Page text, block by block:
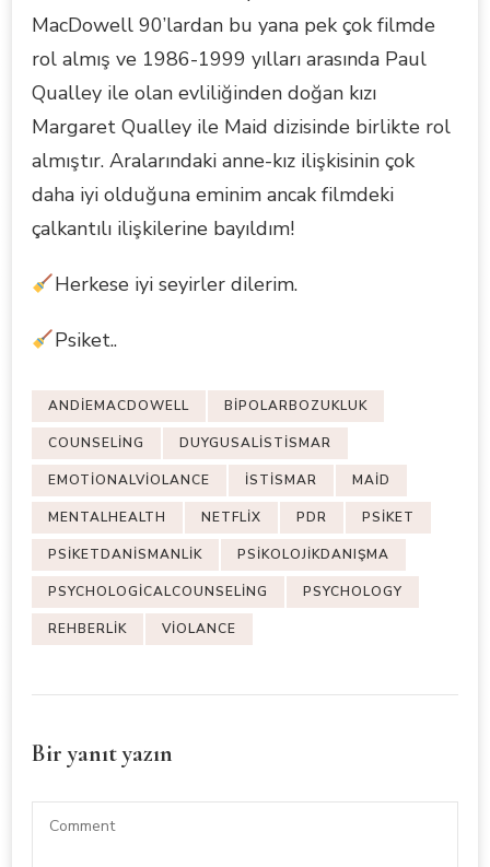
MacDowell 90’lardan bu yana pek çok filmde
rol almış ve 1986-1999 yılları arasında Paul
Qualley ile olan evliliğinden doğan kızı
Margaret Qualley ile Maid dizisinde birlikte rol
almıştır. Aralarındaki anne-kız ilişkisinin çok
daha iyi olduğuna eminim ancak filmdeki
çalkantılı ilişkilerine bayıldım!
Herkese iyi seyirler dilerim.
Psiket..
ANDIEMACDOWELL BIPOLARBOZUKLUK
COUNSELING DUYGUSALISTISMAR
EMOTIONALVIOLANCE ISTISMAR MAID
MENTALHEALTH NETFLIX PDR PSIKET
PSIKETDANISMANLIK PSIKOLOJIKDANIŞMA
PSYCHOLOGICALCOUNSELING PSYCHOLOGY
REHBERLIK VIOLANCE
Bir yanıt yazın